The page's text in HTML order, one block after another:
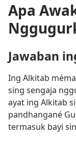
Apa
Jawaban
Ing Alkitab
sing sengaja
ayat ing Alkitab
pandhangané
termasuk bayi